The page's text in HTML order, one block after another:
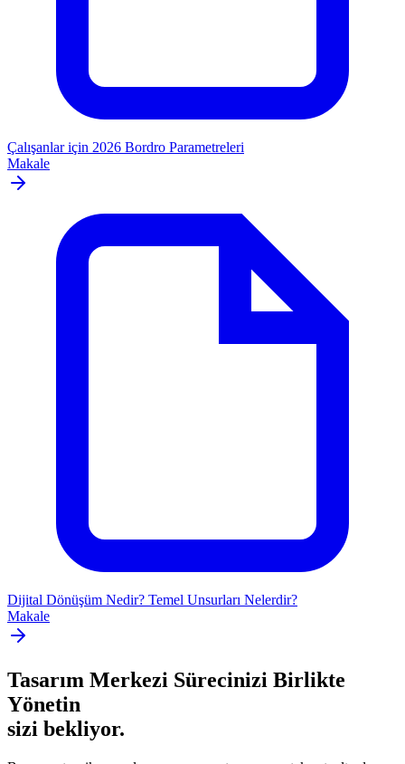
Çalışanlar için 2026 Bordro Parametreleri
Makale
Dijital Dönüşüm Nedir? Temel Unsurları Nelerdir?
Makale
Tasarım Merkezi Sürecinizi Birlikte
Yönetin
sizi bekliyor.